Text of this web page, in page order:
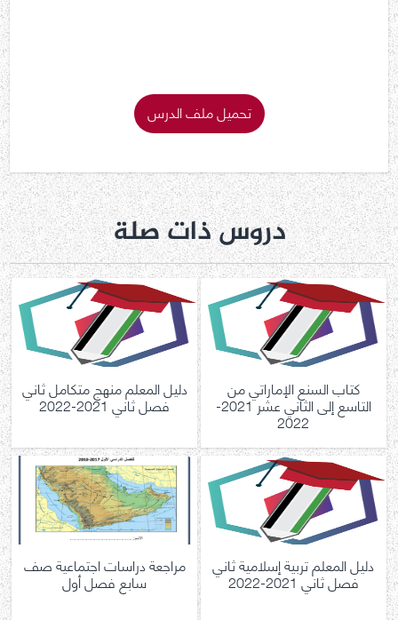
تحميل ملف الدرس
دروس ذات صلة
كتاب السنع الإماراتي من
التاسع إلى الثاني عشر 2021-
2022
دليل المعلم منهج متكامل ثاني
فصل ثاني 2021-2022
دليل المعلم تربية إسلامية ثاني
فصل ثاني 2021-2022
مراجعة دراسات اجتماعية صف
سابع فصل أول